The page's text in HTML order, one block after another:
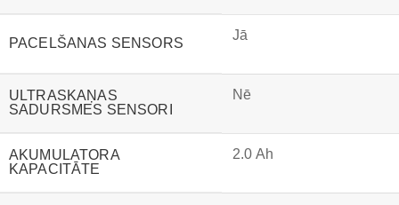
PACELŠANAS SENSORS
Jā
ULTRASKAŅAS
SADURSMES SENSORI
Nē
AKUMULATORA
KAPACITĀTE
2.0 Ah